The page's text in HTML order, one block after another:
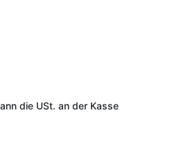
die USt. an der Kasse